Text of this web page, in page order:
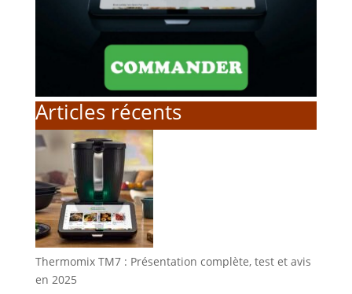
Articles récents
Thermomix TM7 : Présentation complète, test et avis
en 2025